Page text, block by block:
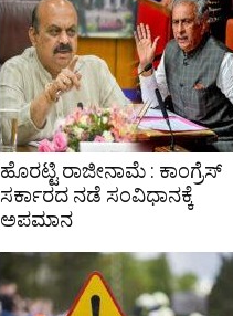
ಹೊರಟ್ಟಿ ರಾಜೀನಾಮೆ : ಕಾಂಗ್ರೆಸ್
ಸರ್ಕಾರದ ನಡೆ ಸಂವಿಧಾನಕ್ಕೆ
ಅಪಮಾನ